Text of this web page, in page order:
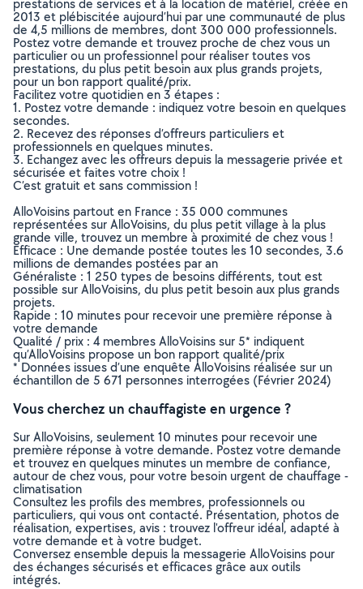
prestations de services et à la location de matériel, créée en
2013 et plébiscitée aujourd’hui par une communauté de plus
de 4,5 millions de membres, dont 300 000 professionnels.
Postez votre demande et trouvez proche de chez vous un
particulier ou un professionnel pour réaliser toutes vos
prestations, du plus petit besoin aux plus grands projets,
pour un bon rapport qualité/prix.
Facilitez votre quotidien en 3 étapes :
1. Postez votre demande : indiquez votre besoin en quelques
secondes.
2. Recevez des réponses d’offreurs particuliers et
professionnels en quelques minutes.
3. Echangez avec les offreurs depuis la messagerie privée et
sécurisée et faites votre choix !
C’est gratuit et sans commission !
AlloVoisins partout en France : 35 000 communes
représentées sur AlloVoisins, du plus petit village à la plus
grande ville, trouvez un membre à proximité de chez vous !
Efficace : Une demande postée toutes les 10 secondes, 3.6
millions de demandes postées par an
Généraliste : 1 250 types de besoins différents, tout est
possible sur AlloVoisins, du plus petit besoin aux plus grands
projets.
Rapide : 10 minutes pour recevoir une première réponse à
votre demande
Qualité / prix : 4 membres AlloVoisins sur 5* indiquent
qu’AlloVoisins propose un bon rapport qualité/prix
* Données issues d’une enquête AlloVoisins réalisée sur un
échantillon de 5 671 personnes interrogées (Février 2024)
Vous cherchez un chauffagiste en urgence ?
Sur AlloVoisins, seulement 10 minutes pour recevoir une
première réponse à votre demande. Postez votre demande
et trouvez en quelques minutes un membre de confiance,
autour de chez vous, pour votre besoin urgent de chauffage -
climatisation
Consultez les profils des membres, professionnels ou
particuliers, qui vous ont contacté. Présentation, photos de
réalisation, expertises, avis : trouvez l'offreur idéal, adapté à
votre demande et à votre budget.
Conversez ensemble depuis la messagerie AlloVoisins pour
des échanges sécurisés et efficaces grâce aux outils
intégrés.